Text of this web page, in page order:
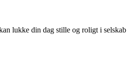
lukke din dag stille og roligt i selskab